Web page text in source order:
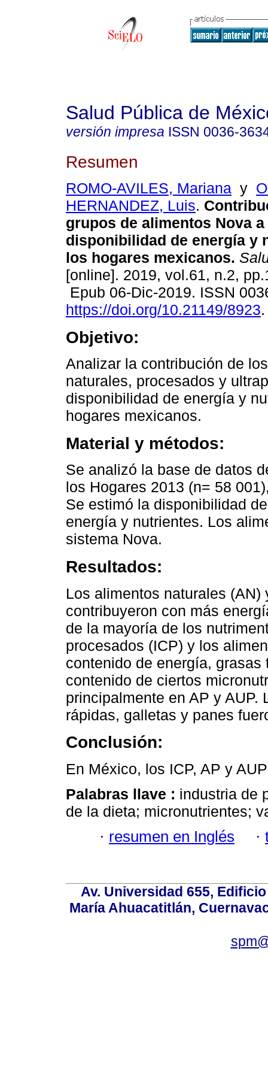
Salud Pública de
versión impresa ISSN 0036-
Resumen
ROMO-AVILES, Mariana y
HERNANDEZ, Luis.
grupos de alimentos Nova a
disponibilidad de energía y
los hogares mexicanos.
[online]. 2019, vol.61, n.2,
Epub 06-Dic-2019. ISSN
https://doi.org/10.21149/8923.
Objetivo:
Analizar la contribución de
naturales, procesados y
disponibilidad de energía y
hogares mexicanos.
Material y métodos:
Se analizó la base de datos
los Hogares 2013 (n= 58
Se estimó la disponibilidad
energía y nutrientes. Los
sistema Nova.
Resultados:
Los alimentos naturales
contribuyeron con más
de la mayoría de los
procesados (ICP) y los
contenido de energía,
contenido de ciertos
principalmente en AP y
rápidas, galletas y panes
Conclusión:
En México, los ICP, AP y
Palabras llave : industria de
de la dieta; micronutrientes;
· resumen en Inglés ·
Av. Universidad 655,
María Ahuacatitlán,